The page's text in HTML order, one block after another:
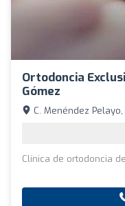
Ortodoncia
Gómez
C. Menéndez
Clínica de ortodoncia